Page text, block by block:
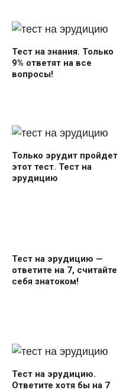
Тест на знания. Только
9% ответят на все
вопросы!
Только эрудит пройдет
этот тест. Тест на
эрудицию
Тест на эрудицию —
ответите на 7, считайте
себя знатоком!
Тест на эрудицию.
Ответите хотя бы на 7